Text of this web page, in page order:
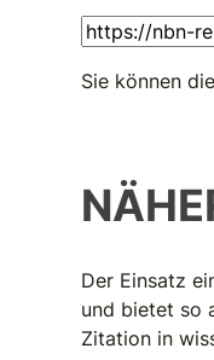
Sie können
Der Einsatz
und bietet so
Zitation in